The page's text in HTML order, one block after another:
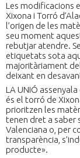
Les modificacions
Xixona i Torró
l’origen de les
seu moment
rebutjar atendre.
etiquetats sota
majoritàriament
deixant en
LA UNIÓ
és el torró de
prioritzen les
tenen dret a saber
Valenciana o, per
transparència,
producte».